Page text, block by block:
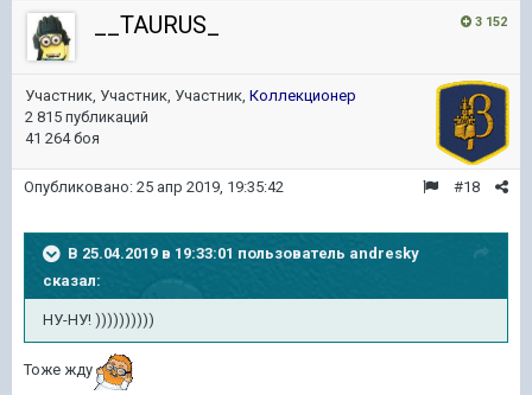
3 152
__TAURUS_
Участник, Участник, Участник, Коллекционер
2 815 публикаций
41 264 боя
#18
Опубликовано: 25 апр 2019, 19:35:42
В 25.04.2019 в 19:33:01 пользователь andresky
сказал:
НУ-НУ! ))))))))))
Тоже жду